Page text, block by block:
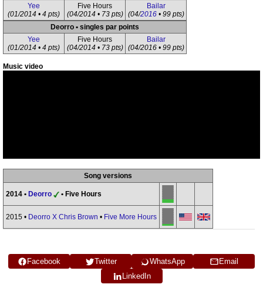
Yee
(01/2014 • 4 pts)
Five Hours
(04/2014 • 73 pts)
Bailar
(04/2016• 99 pts)
Deorro • singles par points
Yee
(01/2014 • 4 pts)
Five Hours
(04/2014 • 73 pts)
Bailar
(04/2016 • 99 pts)
Music video
Song versions
2014 • Deorro • Five Hours
2015 • Deorro X Chris Brown • Five More Hours
Facebook Twitter WhatsApp
Email
LinkedIn